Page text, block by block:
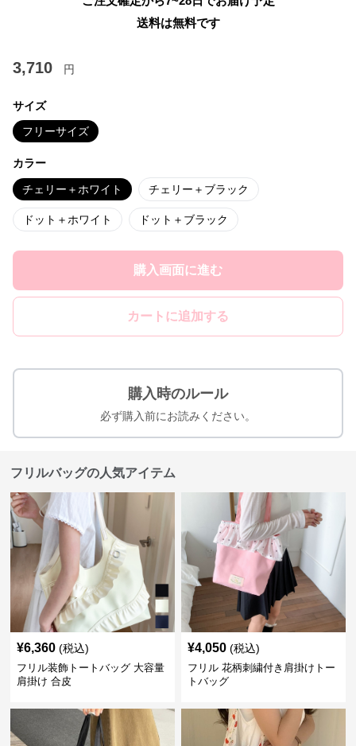
送料は無料です
3,710 円
サイズ
フリーサイズ
カラー
チェリー＋ホワイト チェリー＋ブラック
ドット＋ホワイト ドット＋ブラック
購入画面に進む
カートに追加する
購入時のルール
必ず購入前にお読みください。
フリルバッグの人気アイテム
¥6,360 (税込)
フリル装飾トートバッグ 大容量
肩掛け 合皮
¥4,050 (税込)
フリル 花柄刺繍付き肩掛けトー
トバッグ